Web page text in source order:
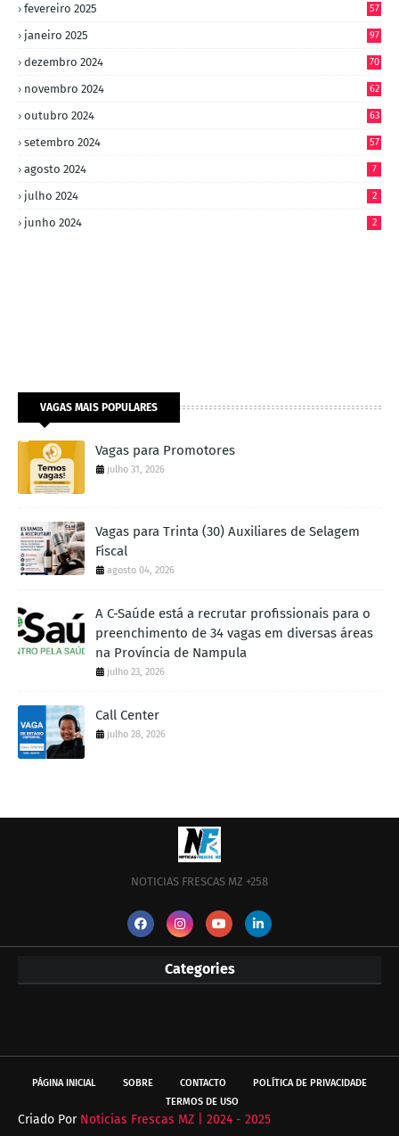
fevereiro 2025 57
janeiro 2025 97
dezembro 2024 70
novembro 2024 62
outubro 2024 63
setembro 2024 57
agosto 2024 7
julho 2024 2
junho 2024 2
VAGAS MAIS POPULARES
Vagas para Promotores
julho 31, 2026
Vagas para Trinta (30) Auxiliares de Selagem
Fiscal
agosto 04, 2026
A C-Saúde está a recrutar profissionais para o
preenchimento de 34 vagas em diversas áreas
na Província de Nampula
julho 23, 2026
Call Center
julho 28, 2026
NOTICIAS FRESCAS MZ +258
Categories
PÁGINA INICIAL SOBRE CONTACTO
POLÍTICA DE PRIVACIDADE
TERMOS DE USO
Criado Por Noticias Frescas MZ | 2024 - 2025